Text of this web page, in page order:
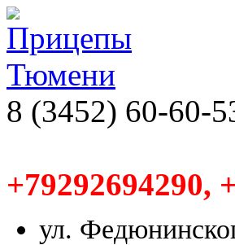
8 (3452) 60-60-
+79292694290,
ул.